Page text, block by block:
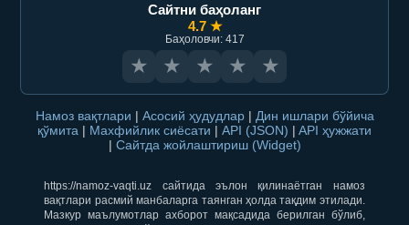
Сайтни баҳоланг
4.7 ★
Баҳоловчи: 417
★ ★ ★ ★ ★
Намоз вақтлари | Асосий ҳудудлар | Дин ишлари бўйича
қўмита | Махфийлик сиёсати | API (JSON) | API ҳужжати
| Сайтда жойлаштириш (Widget)
https://namoz-vaqti.uz сайтида эълон қилинаётган намоз
вақтлари расмий манбаларга таянган ҳолда тақдим этилади.
Мазкур маълумотлар ахборот мақсадида берилган бўлиб,